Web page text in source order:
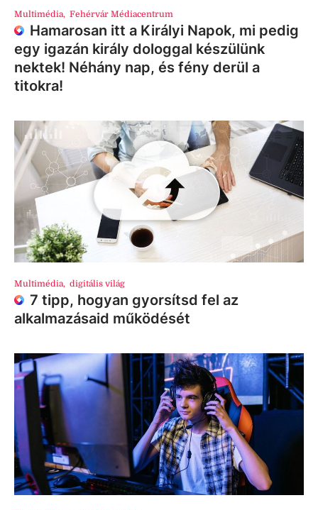
Multimédia, Fehérvár Médiacentrum
Hamarosan itt a Királyi Napok, mi pedig
egy igazán király dologgal készülünk
nektek! Néhány nap, és fény derül a
titokra!
Multimédia, digitális világ
7 tipp, hogyan gyorsítsd fel az
alkalmazásaid működését